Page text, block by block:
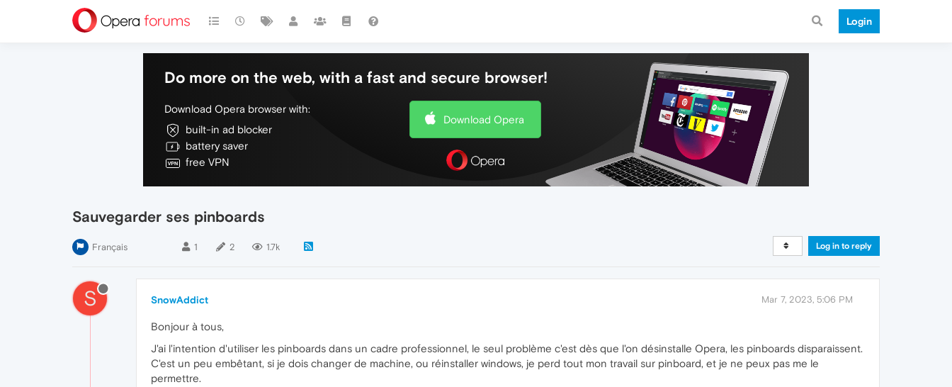
Login
Do more on the web, with a fast and secure browser!
Download Opera browser with:
built-in ad blocker
battery saver
free VPN
Download Opera
Sauvegarder ses pinboards
Français 1 2 1.7k Log in to reply
S SnowAddict Mar 7, 2023, 5:06 PM
Bonjour à tous,
J'ai l'intention d'utiliser les pinboards dans un cadre professionnel, le seul problème c'est dès que l'on désinstalle Opera, les pinboards disparaissent.
C'est un peu embêtant, si je dois changer de machine, ou réinstaller windows, je perd tout mon travail sur pinboard, et je ne peux pas me le
permettre.